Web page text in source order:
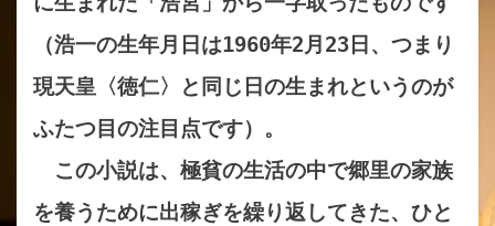
（浩一の生年月日は1960年2月23日、つまり
現天皇〈徳仁〉と同じ日の生まれというのが
ふたつ目の注目点です）。
この小説は、極貧の生活の中で郷里の家族
を養うために出稼ぎを繰り返してきた、ひと